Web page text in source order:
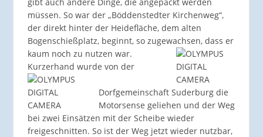
müssen. So war der „Böddenstedter Kirchenweg“,
der direkt hinter der Heidefläche, dem alten
Bogenschießplatz, beginnt, so zugewachsen, dass er
kaum noch zu nutzen war.
Kurzerhand wurde von der
Dorfgemeinschaft Suderburg die
Motorsense geliehen und der Weg
bei zwei Einsätzen mit der Scheibe wieder
freigeschnitten. So ist der Weg jetzt wieder nutzbar,